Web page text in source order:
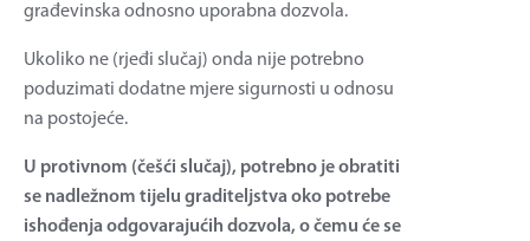
građevinska odnosno uporabna dozvola.
Ukoliko ne (rjeđi slučaj) onda nije potrebno
poduzimati dodatne mjere sigurnosti u odnosu
na postojeće.
U protivnom (češći slučaj), potrebno je obratiti
se nadležnom tijelu graditeljstva oko potrebe
ishođenja odgovarajućih dozvola, o čemu će se